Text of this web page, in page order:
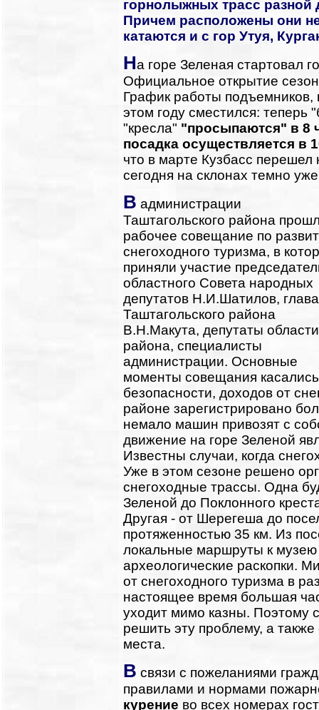
горнолыжных трасс разной
Причем расположены они
катаются и с гор Утуя,
На горе Зеленая стартовал
Официальное открытие
График работы
этом году сместился: теперь
"кресла" "просыпаются" в 8
посадка осуществляется в
что в марте Кузбасс
сегодня на склонах темно
В администрации
Таштагольского района
рабочее совещание по
снегоходного туризма, в
приняли участие
областного Совета народных
депутатов Н.И.Шатилов, глава
Таштагольского района
В.Н.Макута, депутаты
района, специалисты
администрации. Основные
моменты совещания
безопасности, доходов от
районе зарегистрировано
немало машин привозят с
движение на горе Зеленой
Известны случаи, когда
Уже в этом сезоне решено
снегоходные трассы. Одна
Зеленой до Поклонного
Другая - от Шерегеша до
протяженностью 35 км. Из
локальные маршруты к
археологические раскопки.
от снегоходного туризма в
настоящее время большая
уходит мимо казны. Поэтому
решить эту проблему, а
места.
В связи с пожеланиями
правилами и нормами
курение во всех номерах